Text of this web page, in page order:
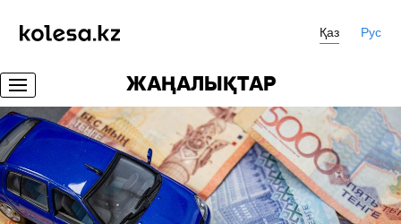
Қаз Рус
ЖАҢАЛЫҚТАР